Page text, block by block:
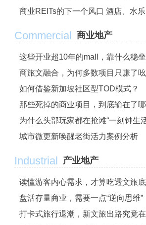
商业REITs的下一个风口 酒店、水
Commercial 商业地产
这些开业超10年的mall，靠什么稳
商旅文融合，为何多数项目只赚了吆
如何借鉴新加坡社区型TOD模式？
那些死掉的商业项目，到底输在了哪
为什么头部玩家都在抢滩“一刻钟生
城市微更新唤醒老街活力案例分析
Industrial 产业地产
读懂游客内心需求，才算吃透文旅
盘活存量商业，需要一点“逆向思维”
打卡式旅行退潮，新文旅出路究竟